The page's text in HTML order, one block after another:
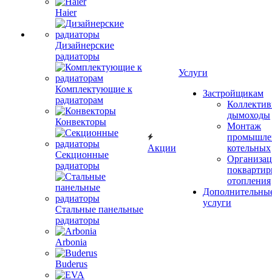
Haier
Дизайнерские
радиаторы
Комплектующие к
радиаторам
Конвекторы
Секционные
радиаторы
Стальные панельные
радиаторы
Arbonia
Buderus
Акции
Услуги
Застройщикам
дымоходы
Монтаж
котельных
отопления
услуги